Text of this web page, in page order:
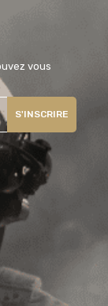
vous
S'INSCRIRE